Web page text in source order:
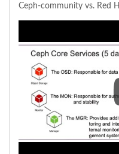
Ceph-community vs. Red